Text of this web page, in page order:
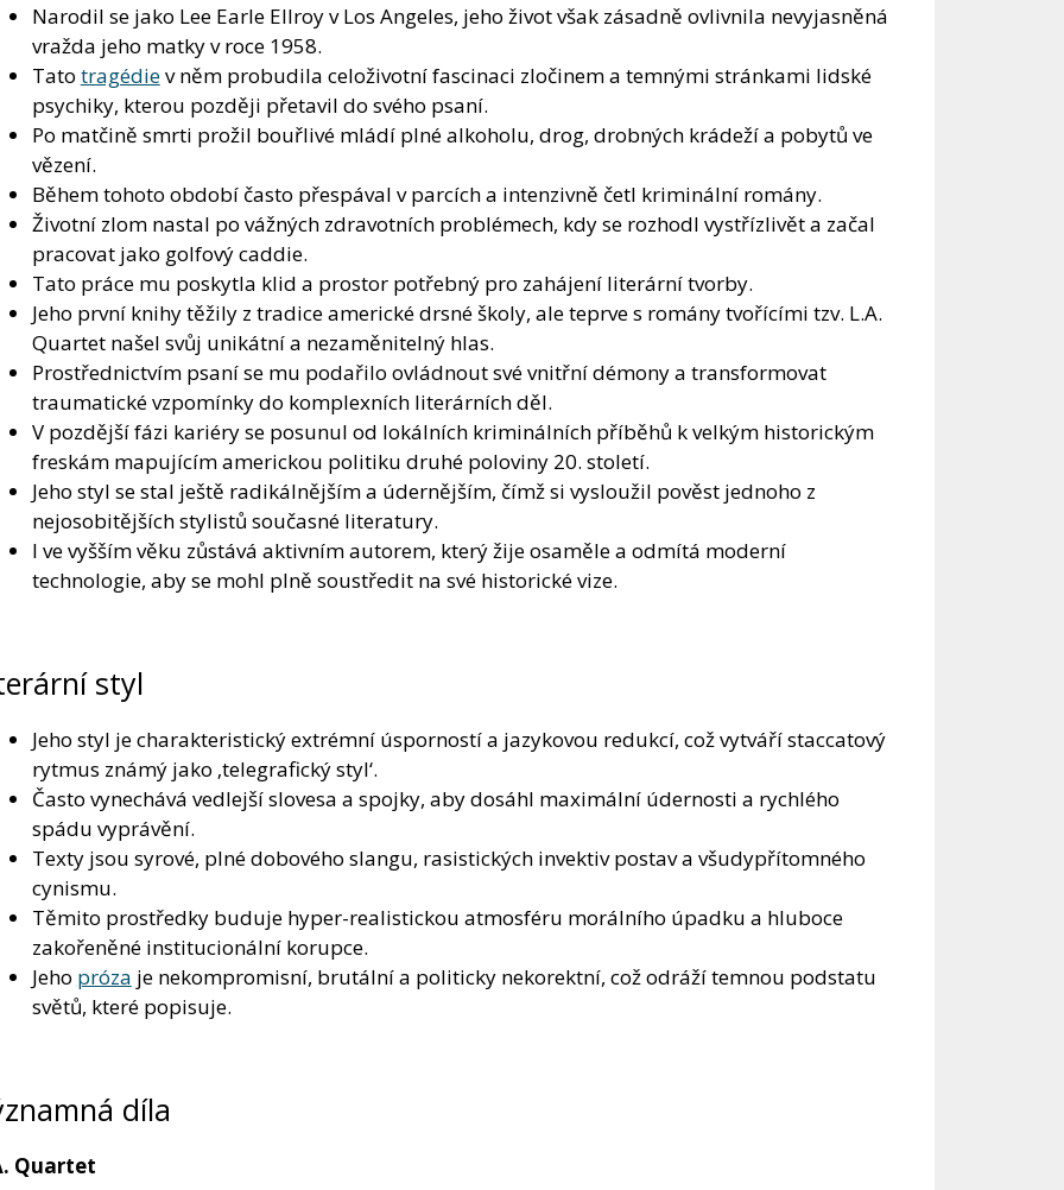
Narodil se jako Lee Earle Ellroy v Los Angeles, jeho život však zásadně ovlivnila nevyjasněná
vražda jeho matky v roce 1958.
Tato tragédiev něm probudila celoživotní fascinaci zločinem a temnými stránkami lidské
psychiky, kterou později přetavil do svého psaní.
Po matčině smrti prožil bouřlivé mládí plné alkoholu, drog, drobných krádeží a pobytů ve
vězení.
Během tohoto období často přespával v parcích a intenzivně četl kriminální romány.
Životní zlom nastal po vážných zdravotních problémech, kdy se rozhodl vystřízlivět a začal
pracovat jako golfový caddie.
Tato práce mu poskytla klid a prostor potřebný pro zahájení literární tvorby.
Jeho první knihy těžily z tradice americké drsné školy, ale teprve s romány tvořícími tzv. L.A.
Quartet našel svůj unikátní a nezaměnitelný hlas.
Prostřednictvím psaní se mu podařilo ovládnout své vnitřní démony a transformovat
traumatické vzpomínky do komplexních literárních děl.
V pozdější fázi kariéry se posunul od lokálních kriminálních příběhů k velkým historickým
freskám mapujícím americkou politiku druhé poloviny 20. století.
Jeho styl se stal ještě radikálnějším a údernějším, čímž si vysloužil pověst jednoho z
nejosobitějších stylistů současné literatury.
I ve vyšším věku zůstává aktivním autorem, který žije osaměle a odmítá moderní
technologie, aby se mohl plně soustředit na své historické vize.
styl
Jeho styl je charakteristický extrémní úsporností a jazykovou redukcí, což vytváří staccatový
rytmus známý jako ‚telegrafický styl‘.
Často vynechává vedlejší slovesa a spojky, aby dosáhl maximální údernosti a rychlého
spádu vyprávění.
Texty jsou syrové, plné dobového slangu, rasistických invektiv postav a všudypřítomného
cynismu.
Těmito prostředky buduje hyper-realistickou atmosféru morálního úpadku a hluboce
zakořeněné institucionální korupce.
Jeho próza je nekompromisní, brutální a politicky nekorektní, což odráží temnou podstatu
světů, které popisuje.
díla
Quartet